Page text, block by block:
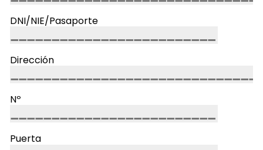
DNI/NIE/Pasaporte
Dirección
Nº
Puerta